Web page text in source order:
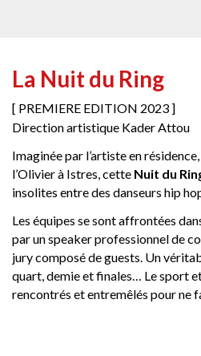
La Nuit du Ring
[ PREMIERE EDITION 2023 ]
Direction artistique Kader Attou
Imaginée par l’artiste en
l’Olivier à Istres, cette Nuit du
insolites entre des danseurs hip
Les équipes se sont affrontées
par un speaker professionnel de
jury composé de guests. Un
quart, demie et finales… Le sport
rencontrés et entremêlés pour ne